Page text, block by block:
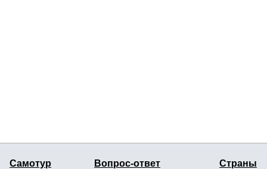
Самотур Вопрос-ответ Страны